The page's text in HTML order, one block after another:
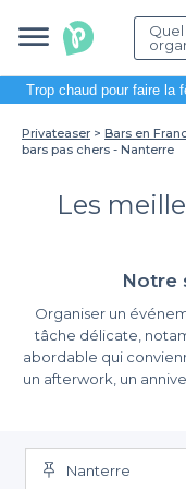
Trop chaud pour faire la
Privateaser Bars en
bars pas chers - Nanterre
Les
Notre
Organiser un
tâche délicate,
abordable qui
un afterwork, un
autour d'un verre est
référençant des
Nous vous
Nanterre